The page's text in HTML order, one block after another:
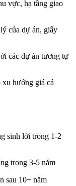
vực, hạ tầng giao
của dự án, giấy
các dự án tương tự
xu hướng giá cả
sinh lời trong 1-2
trong 3-5 năm
sau 10+ năm